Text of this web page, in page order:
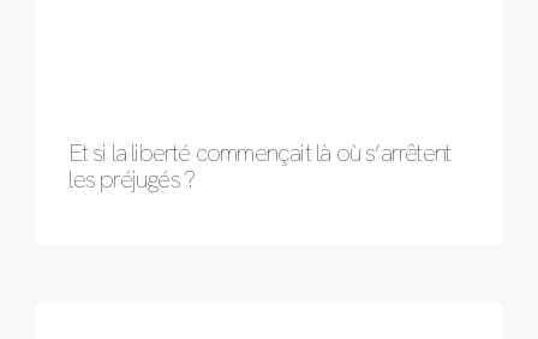
Et si la liberté commençait là où s’arrêtent
les préjugés ?